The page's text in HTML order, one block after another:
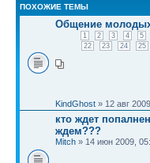
ПОХОЖИЕ ТЕМЫ
Общение
1 2 3 4 5
22
23 24 25
KindGhost » 12 авг
кто ждет
ждем???
Mitch » 14 июн 2009,